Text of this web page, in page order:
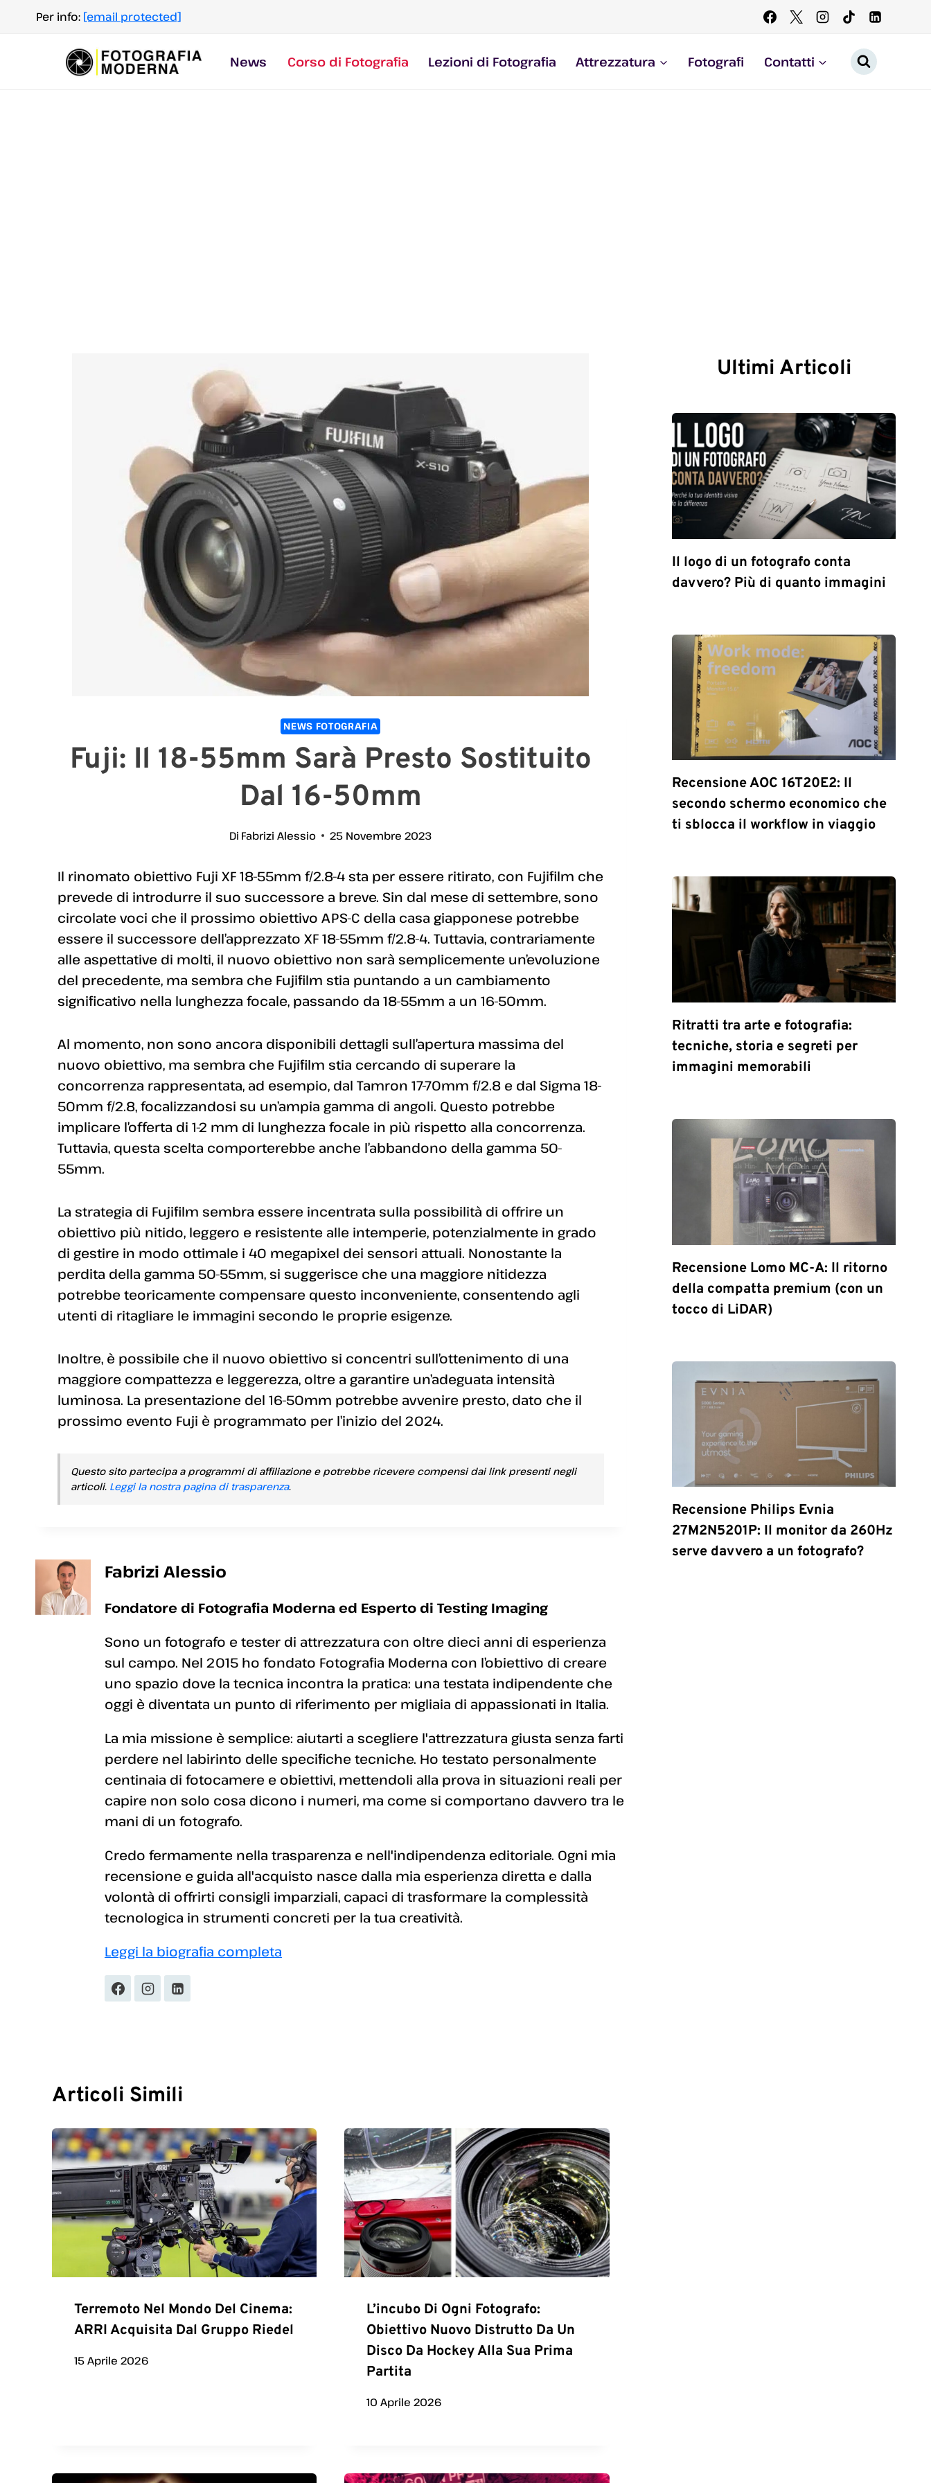
contenuto
Per info: [email protected]
News Corso di Fotografia Lezioni di Fotografia Attrezzatura Fotografi Contatti
NEWS FOTOGRAFIA
Fuji: Il 18-55mm Sarà Presto Sostituito
Dal 16-50mm
Di Fabrizi Alessio 25 Novembre 2023
Il rinomato obiettivo Fuji XF 18-55mm f/2.8-4 sta per essere ritirato, con Fujifilm che
prevede di introdurre il suo successore a breve. Sin dal mese di settembre, sono
circolate voci che il prossimo obiettivo APS-C della casa giapponese potrebbe
essere il successore dell’apprezzato XF 18-55mm f/2.8-4. Tuttavia, contrariamente
alle aspettative di molti, il nuovo obiettivo non sarà semplicemente un’evoluzione
del precedente, ma sembra che Fujifilm stia puntando a un cambiamento
significativo nella lunghezza focale, passando da 18-55mm a un 16-50mm.
Al momento, non sono ancora disponibili dettagli sull’apertura massima del
nuovo obiettivo, ma sembra che Fujifilm stia cercando di superare la
concorrenza rappresentata, ad esempio, dal Tamron 17-70mm f/2.8 e dal Sigma 18-
50mm f/2.8, focalizzandosi su un’ampia gamma di angoli. Questo potrebbe
implicare l’offerta di 1-2 mm di lunghezza focale in più rispetto alla concorrenza.
Tuttavia, questa scelta comporterebbe anche l’abbandono della gamma 50-
55mm.
La strategia di Fujifilm sembra essere incentrata sulla possibilità di offrire un
obiettivo più nitido, leggero e resistente alle intemperie, potenzialmente in grado
di gestire in modo ottimale i 40 megapixel dei sensori attuali. Nonostante la
perdita della gamma 50-55mm, si suggerisce che una maggiore nitidezza
potrebbe teoricamente compensare questo inconveniente, consentendo agli
utenti di ritagliare le immagini secondo le proprie esigenze.
Inoltre, è possibile che il nuovo obiettivo si concentri sull’ottenimento di una
maggiore compattezza e leggerezza, oltre a garantire un’adeguata intensità
luminosa. La presentazione del 16-50mm potrebbe avvenire presto, dato che il
prossimo evento Fuji è programmato per l’inizio del 2024.
Questo sito partecipa a programmi di affiliazione e potrebbe ricevere compensi dai link presenti negli
articoli. Leggi la nostra pagina di trasparenza.
Fabrizi Alessio
Fondatore di Fotografia Moderna ed Esperto di Testing Imaging
Sono un fotografo e tester di attrezzatura con oltre dieci anni di esperienza
sul campo. Nel 2015 ho fondato Fotografia Moderna con l’obiettivo di creare
uno spazio dove la tecnica incontra la pratica: una testata indipendente che
oggi è diventata un punto di riferimento per migliaia di appassionati in Italia.
La mia missione è semplice: aiutarti a scegliere l'attrezzatura giusta senza farti
perdere nel labirinto delle specifiche tecniche. Ho testato personalmente
centinaia di fotocamere e obiettivi, mettendoli alla prova in situazioni reali per
capire non solo cosa dicono i numeri, ma come si comportano davvero tra le
mani di un fotografo.
Credo fermamente nella trasparenza e nell'indipendenza editoriale. Ogni mia
recensione e guida all'acquisto nasce dalla mia esperienza diretta e dalla
volontà di offrirti consigli imparziali, capaci di trasformare la complessità
tecnologica in strumenti concreti per la tua creatività.
Leggi la biografia completa
Articoli Simili
Terremoto Nel Mondo Del Cinema:
ARRI Acquisita Dal Gruppo Riedel
15 Aprile 2026
L’incubo Di Ogni Fotografo:
Obiettivo Nuovo Distrutto Da Un
Disco Da Hockey Alla Sua Prima
Partita
10 Aprile 2026
Ultimi Articoli
Il logo di un fotografo conta
davvero? Più di quanto immagini
Recensione AOC 16T20E2: Il
secondo schermo economico che
ti sblocca il workflow in viaggio
Ritratti tra arte e fotografia:
tecniche, storia e segreti per
immagini memorabili
Recensione Lomo MC-A: Il ritorno
della compatta premium (con un
tocco di LiDAR)
Recensione Philips Evnia
27M2N5201P: Il monitor da 260Hz
serve davvero a un fotografo?